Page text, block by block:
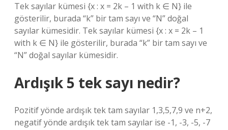
Tek sayılar kümesi {x : x = 2k – 1 with k ∈ N} ile
gösterilir, burada “k” bir tam sayı ve “N” doğal
sayılar kümesidir. Tek sayılar kümesi {x : x = 2k – 1
with k ∈ N} ile gösterilir, burada “k” bir tam sayı ve
“N” doğal sayılar kümesidir.
Ardışık 5 tek sayı nedir?
Pozitif yönde ardışık tek tam sayılar 1,3,5,7,9 ve n+2,
negatif yönde ardışık tek tam sayılar ise -1, -3, -5, -7